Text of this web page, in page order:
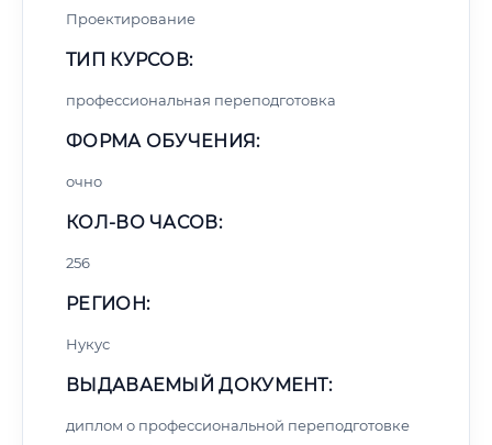
Проектирование
ТИП КУРСОВ:
профессиональная переподготовка
ФОРМА ОБУЧЕНИЯ:
очно
КОЛ-ВО ЧАСОВ:
256
РЕГИОН:
Нукус
ВЫДАВАЕМЫЙ ДОКУМЕНТ:
диплом о профессиональной переподготовке